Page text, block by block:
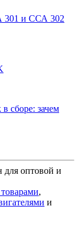
301 и ССА 302
сборе: зачем
для оптовой и
,
и